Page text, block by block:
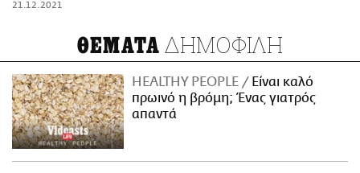
21.12.2021
ΘΕΜΑΤΑ ΔΗΜΟΦΙΛΗ
HEALTHY PEOPLE
Είναι καλό
πρωινό η βρόμη; Ένας γιατρός
απαντά